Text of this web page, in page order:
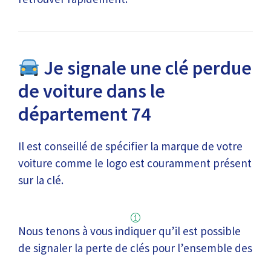
Je signale une clé perdue
de voiture dans le
département 74
Il est conseillé de spécifier la marque de votre
voiture comme le logo est couramment présent
sur la clé.
Nous tenons à vous indiquer qu’il est possible
de signaler la perte de clés pour l’ensemble des